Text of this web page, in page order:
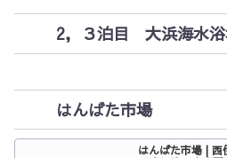
2，３泊目 大浜海水浴
はんばた市場
はんばた市場 | 西